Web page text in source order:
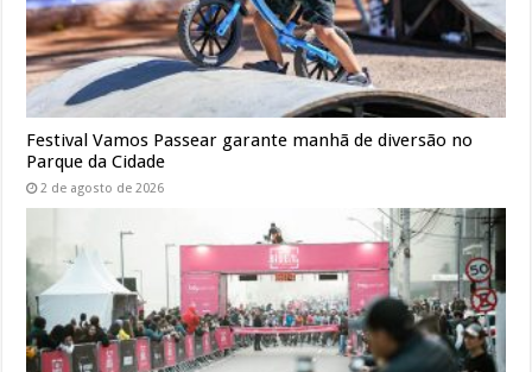
Festival Vamos Passear garante manhã de diversão no
Parque da Cidade
2 de agosto de 2026